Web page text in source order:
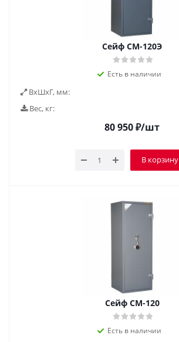
Сейф СМ-120Э
Есть в наличии
ВxШxГ, мм:
Вес, кг:
80 950₽/шт
В корзину
Сейф СМ-120
Есть в наличии